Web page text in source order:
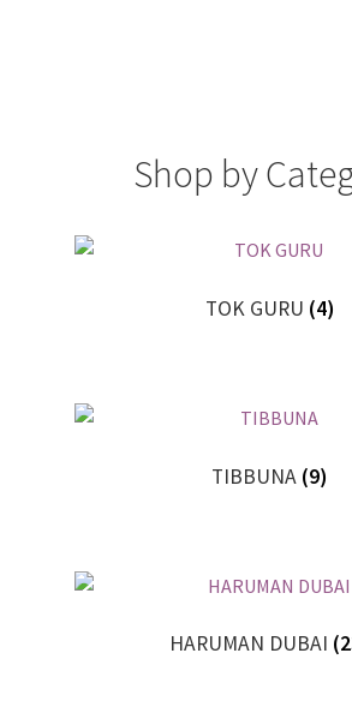
Shop by
TOK GURU (4)
TIBBUNA (9)
HARUMAN DUBAI